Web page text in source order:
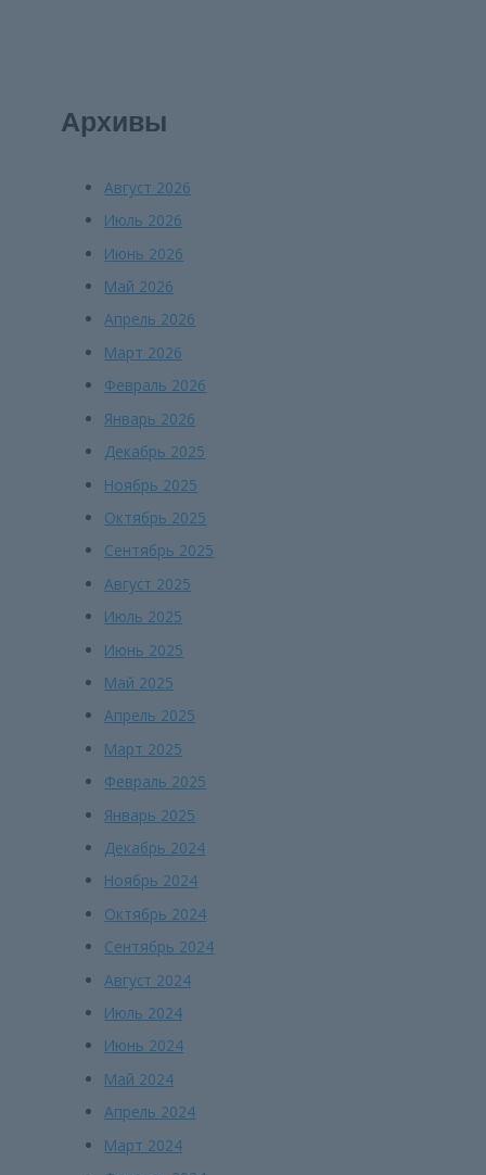
Архивы
Август 2026
Июль 2026
Июнь 2026
Май 2026
Апрель 2026
Март 2026
Февраль 2026
Январь 2026
Декабрь 2025
Ноябрь 2025
Октябрь 2025
Сентябрь 2025
Август 2025
Июль 2025
Июнь 2025
Май 2025
Апрель 2025
Март 2025
Февраль 2025
Январь 2025
Декабрь 2024
Ноябрь 2024
Октябрь 2024
Сентябрь 2024
Август 2024
Июль 2024
Июнь 2024
Май 2024
Апрель 2024
Март 2024